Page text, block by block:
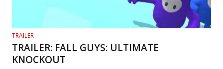
TRAILER
TRAILER: FALL GUYS: ULTIMATE
KNOCKOUT